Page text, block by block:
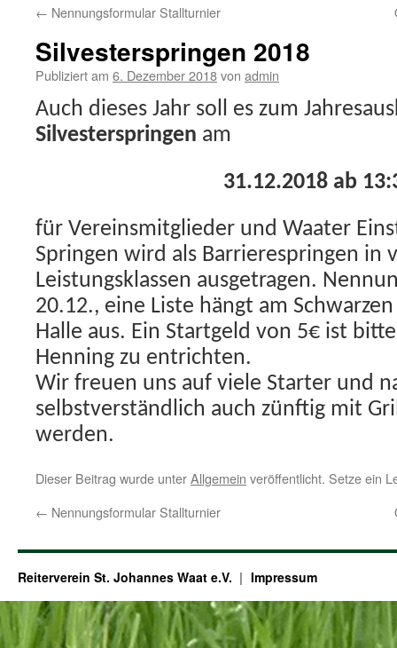
← Nennungsformular Stallturnier
Silvesterspringen 2018
Publiziert am 6. Dezember 2018von admin
Auch dieses Jahr soll es zum
Silvesterspringen am
31.12.2018 ab
für Vereinsmitglieder und Waater
Springen wird als Barrierespringen in
Leistungsklassen ausgetragen.
20.12., eine Liste hängt am
Halle aus. Ein Startgeld von 5€ ist
Henning zu entrichten.
Wir freuen uns auf viele Starter und
selbstverständlich auch zünftig mit
werden.
Dieser Beitrag wurde unterAllgemein veröffentlicht. Setze ein
← Nennungsformular Stallturnier
Reiterverein St. Johannes Waat e.V. Impressum